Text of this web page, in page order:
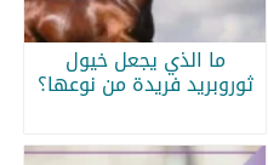
ما الذي يجعل خيول
ثوروبريد فريدة من نوعها؟